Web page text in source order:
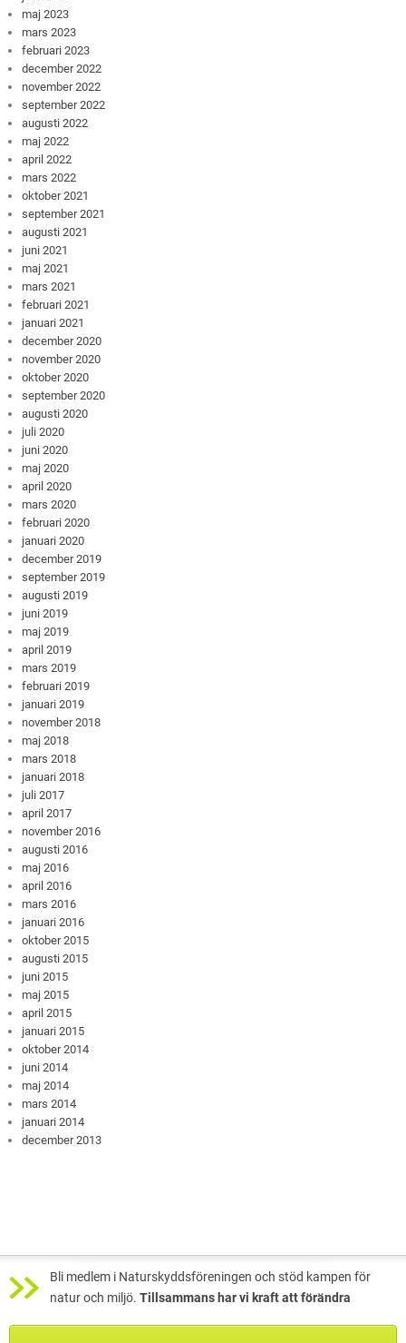
maj 2023
mars 2023
februari 2023
december 2022
november 2022
september 2022
augusti 2022
maj 2022
april 2022
mars 2022
oktober 2021
september 2021
augusti 2021
juni 2021
maj 2021
mars 2021
februari 2021
januari 2021
december 2020
november 2020
oktober 2020
september 2020
augusti 2020
juli 2020
juni 2020
maj 2020
april 2020
mars 2020
februari 2020
januari 2020
december 2019
september 2019
augusti 2019
juni 2019
maj 2019
april 2019
mars 2019
februari 2019
januari 2019
november 2018
maj 2018
mars 2018
januari 2018
juli 2017
april 2017
november 2016
augusti 2016
maj 2016
april 2016
mars 2016
januari 2016
oktober 2015
augusti 2015
juni 2015
maj 2015
april 2015
januari 2015
oktober 2014
juni 2014
maj 2014
mars 2014
januari 2014
december 2013
Bli medlem i Naturskyddsföreningen och stöd kampen för
natur och miljö. Tillsammans har vi kraft att förändra